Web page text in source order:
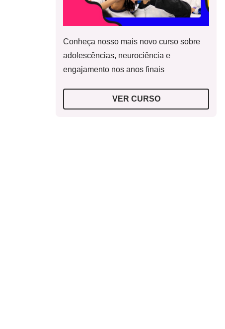
Conheça nosso mais novo curso sobre
adolescências, neurociência e
engajamento nos anos finais
VER CURSO